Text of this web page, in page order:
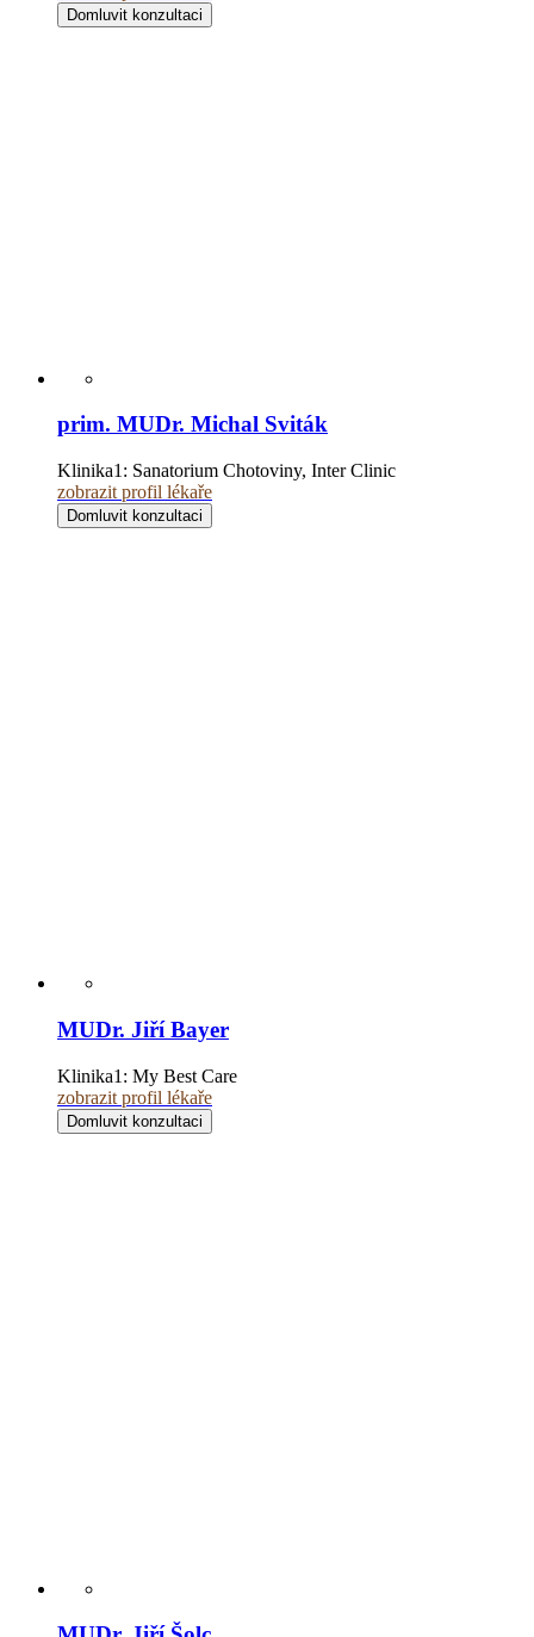
Domluvit konzultaci
prim. MUDr. Michal Sviták
Klinika1: Sanatorium Chotoviny, Inter Clinic
zobrazit profil lékaře
Domluvit konzultaci
MUDr. Jiří Bayer
Klinika1: My Best Care
zobrazit profil lékaře
Domluvit konzultaci